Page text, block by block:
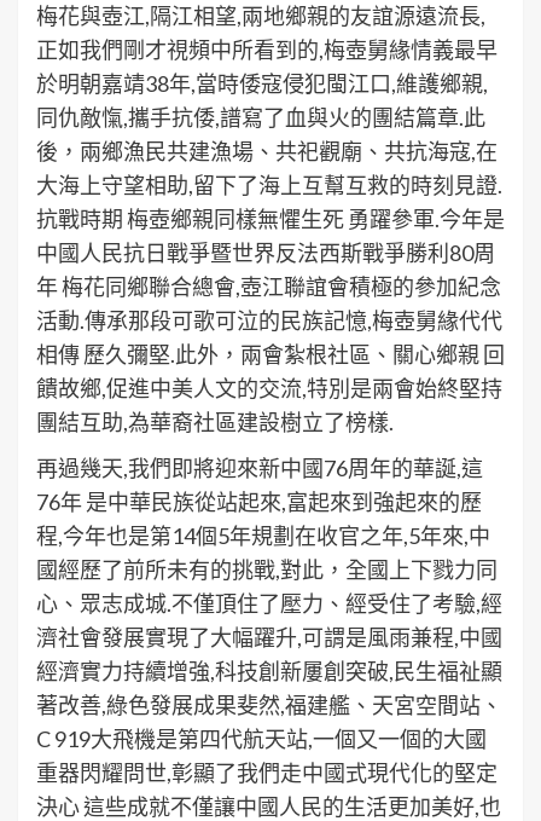
梅花與壺江,隔江相望,兩地鄉親的友誼源遠流長,
正如我們剛才視頻中所看到的,梅壺舅緣情義最早
於明朝嘉靖38年,當時倭寇侵犯閩江口,維護鄉親,
同仇敵愾,攜手抗倭,譜寫了血與火的團結篇章.此
後，兩鄉漁民共建漁場、共祀觀廟、共抗海寇,在
大海上守望相助,留下了海上互幫互救的時刻見證.
抗戰時期 梅壺鄉親同樣無懼生死 勇躍參軍.今年是
中國人民抗日戰爭暨世界反法西斯戰爭勝利80周
年 梅花同鄉聯合總會,壺江聯誼會積極的參加紀念
活動.傳承那段可歌可泣的民族記憶,梅壺舅緣代代
相傳 歷久彌堅.此外，兩會紮根社區、關心鄉親 回
饋故鄉,促進中美人文的交流,特別是兩會始終堅持
團結互助,為華裔社區建設樹立了榜樣.
再過幾天,我們即將迎來新中國76周年的華誕,這
76年 是中華民族從站起來,富起來到強起來的歷
程,今年也是第14個5年規劃在收官之年,5年來,中
國經歷了前所未有的挑戰,對此，全國上下戮力同
心、眾志成城.不僅頂住了壓力、經受住了考驗,經
濟社會發展實現了大幅躍升,可謂是風雨兼程,中國
經濟實力持續增強,科技創新屢創突破,民生福祉顯
著改善,綠色發展成果斐然,福建艦、天宮空間站、
C 919大飛機是第四代航天站,一個又一個的大國
重器閃耀問世,彰顯了我們走中國式現代化的堅定
決心 這些成就不僅讓中國人民的生活更加美好,也